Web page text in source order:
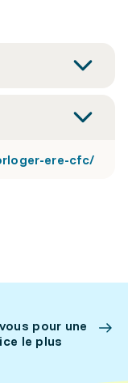
ere-cfc/
pour une
le plus